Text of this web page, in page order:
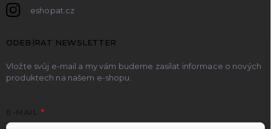
eshopat.cz
ODEBÍRAT NEWSLETTER
Vložte svůj e-mail a my vám budeme zasílat informace o nových
produktech na našem e-shopu.